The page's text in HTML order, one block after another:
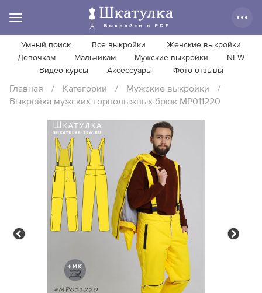
Умный поиск Все выкройки
Женские выкройки
Девочкам
Мальчикам Мужские выкройки
NEW
Видео курсы
Аксессуары Фото-отзывы
Главная / Категории / Мужские выкройки
/
Выкройка мужских горнолыжных брюк MP011220